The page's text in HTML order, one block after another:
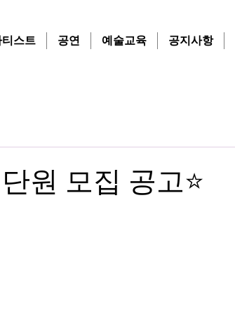
티스트 공연 예술교육 공지사항
원 모집 공고⭐️